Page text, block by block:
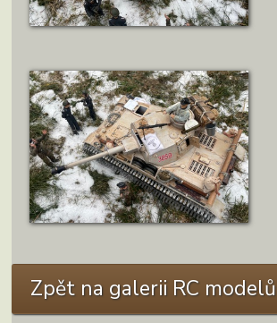
Autor: Vošahlík J.
ZOBRAZIT DETAIL
Autor: Vošahlík J.
ZOBRAZIT DETAIL
Zpět na galerii RC modelů